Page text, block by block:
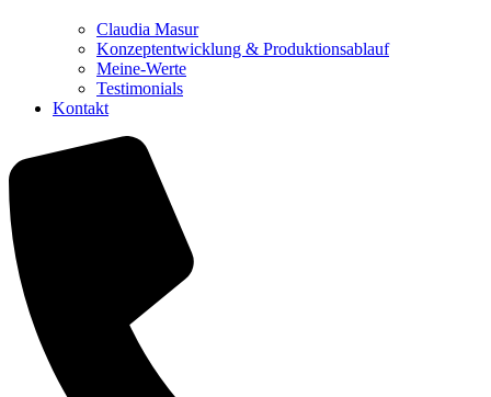
Claudia Masur
Konzeptentwicklung & Produktionsablauf
Meine-Werte
Testimonials
Kontakt